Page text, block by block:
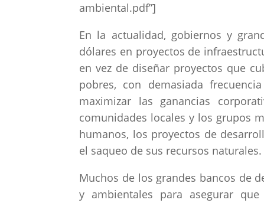
ambiental.pdf”]
En la actualidad, gobiernos y
dólares en proyectos de
en vez de diseñar proyectos que
pobres, con demasiada
maximizar las ganancias
comunidades locales y los grupos
humanos, los proyectos de
el saqueo de sus recursos naturales.
Muchos de los grandes bancos de
y ambientales para asegurar